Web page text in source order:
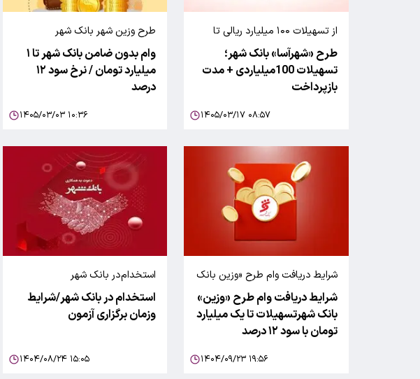
از تسهیلات ۱۰۰ میلیارد ریالی تا
جوایز نقدی یک میلیارد ریالی
طرح «شهرآسا» بانک شهر؛
تسهیلات 100میلیاردی + مدت
بازپرداخت
۱۴۰۵/۰۳/۱۷ ۰۸:۵۷
طرح وزین شهر بانک شهر
وام بدون ضامن بانک شهر تا ۱
میلیارد تومان / نرخ سود ۱۲
درصد
۱۴۰۵/۰۳/۰۳ ۱۰:۳۶
شرایط دریافت وام طرح «وزین بانک
شهر
شرایط دریافت وام طرح «وزین»
بانک شهرتسهیلات تا یک میلیارد
تومان با سود ۱۲ درصد
۱۴۰۴/۰۹/۲۳ ۱۹:۵۶
استخدام‌در بانک شهر
استخدام در بانک شهر/شرایط
وزمان برگزاری آزمون
۱۴۰۴/۰۸/۲۴ ۱۵:۰۵